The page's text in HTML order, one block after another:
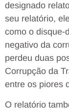
designado
seu relatório,
como o disque-
negativo da
perdeu duas
Corrupção da
entre os piores
O relatório